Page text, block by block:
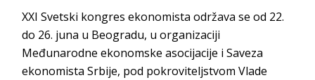
XXI Svetski kongres ekonomista održava se od 22.
do 26. juna u Beogradu, u organizaciji
Međunarodne ekonomske asocijacije i Saveza
ekonomista Srbije, pod pokroviteljstvom Vlade